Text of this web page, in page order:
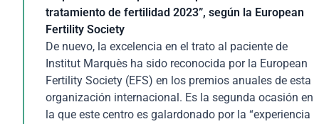
Asistida, por su actividad en I+D y por una trayectoria
que supera los 100 años de historia, Institut Marquès
ha sido galardonado de nuevo con el Premio Nacional
de Medicina en Reproducción Asistida. Este premio
supone un nuevo reconocimiento a la labor de clínica
ayudando a conseguir el embarazo a pacientes de
todo el mundo
tratamiento de fertilidad 2023”, según la European
Fertility Society
De nuevo, la excelencia en el trato al paciente de
Institut Marquès ha sido reconocida por la European
Fertility Society (EFS) en los premios anuales de esta
organización internacional. Es la segunda ocasión en
la que este centro es galardonado por la “experiencia